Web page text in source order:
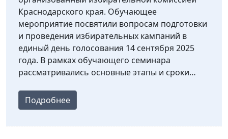
Краснодарского края. Обучающее
мероприятие посвятили вопросам подготовки
и проведения избирательных кампаний в
единый день голосования 14 сентября 2025
года. В рамках обучающего семинара
рассматривались основные этапы и сроки…
Подробнее